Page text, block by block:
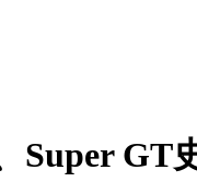
Super GT